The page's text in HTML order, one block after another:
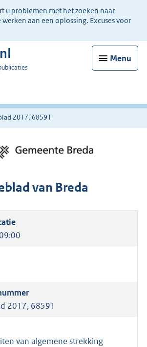
u problemen met het zoeken naar
aan een oplossing. Excuses voor
Menu
2017, 68591
van Breda
2017, 68591
van algemene strekking